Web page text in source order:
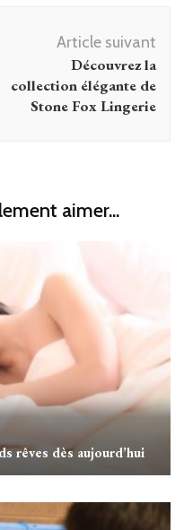
Article suivant
Découvrez la
collection élégante de
Stone Fox Lingerie
aimer...
rêves dès aujourd’hui